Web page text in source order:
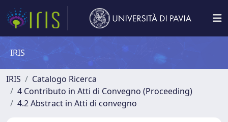
IRIS
IRIS
Catalogo Ricerca
4 Contributo in Atti di Convegno (Proceeding)
4.2 Abstract in Atti di convegno